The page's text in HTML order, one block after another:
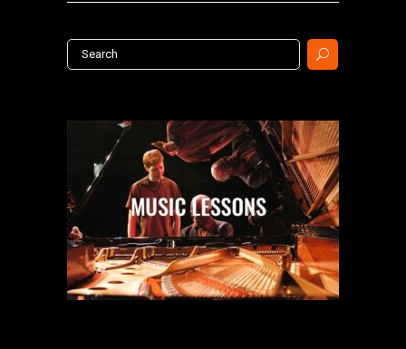
Search
for: